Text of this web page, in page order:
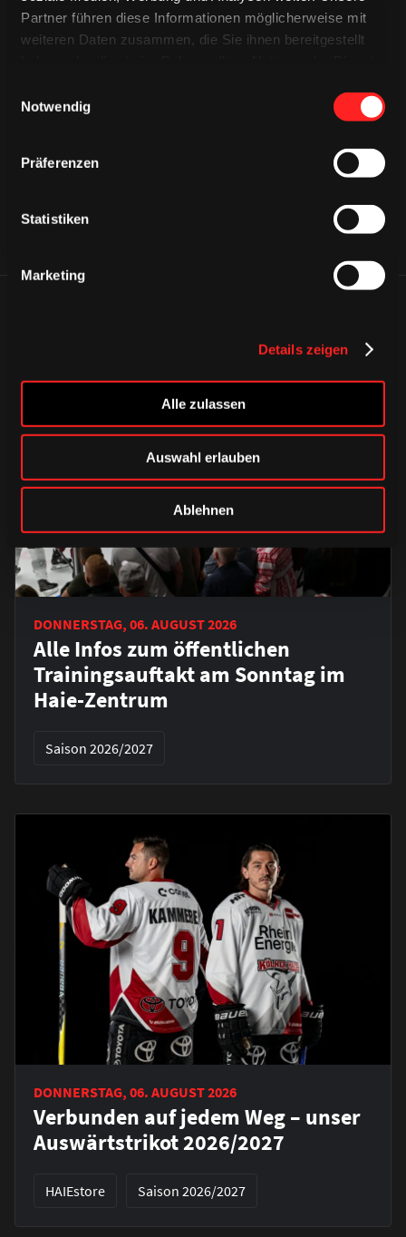
Partner führen diese Informationen möglicherweise mit
weiteren Daten zusammen, die Sie ihnen bereitgestellt
Notwendig
Präferenzen
Statistiken
Marketing
Details zeigen
Alle zulassen
Auswahl erlauben
Ablehnen
DONNERSTAG, 06. AUGUST 2026
Alle Infos zum öffentlichen
Trainingsauftakt am Sonntag im
Haie-Zentrum
Saison 2026/2027
DONNERSTAG, 06. AUGUST 2026
Verbunden auf jedem Weg – unser
Auswärtstrikot 2026/2027
HAIEstore Saison 2026/2027